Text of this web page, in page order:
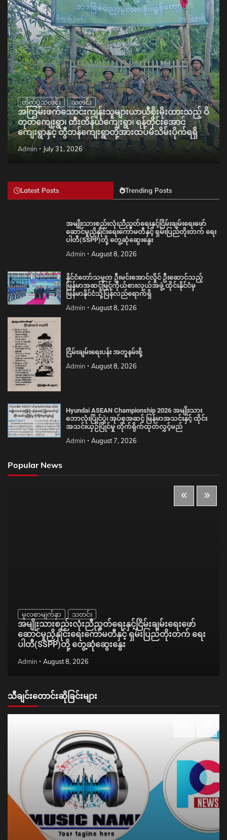
တိုက်ပွဲသတင်း သတင်း
အကြမ်းဖက်သောင်းကျန်းသူများယာယီစိုးမိုးထားသည့် ဝိ
တုတ်ကျေးရွာ၊ တီးတိန်ယံကျေးရွာ၊ ရန်တိုင်းအောင်
ကျေးရွာနှင့် တွီဘန်ကျေးရွာတို့အားထပ်မံသိမ်းပိုက်ရရှိ
Admin July 31, 2026
Latest Posts Trending Posts
အမျိုးသားစည်းလုံးညီညွတ်ရေးနှင့်ငြိမ်းချမ်းရေးဖော်
ဆောင်မှုညှိနှိုင်းရေးကော်မတီနှင့် ရှမ်းပြည်တိုးတက် ရေး
ပါတီ(SSPP)တို့ တွေ့ဆုံဆွေးနွေး
Admin August 8, 2026
နိုင်ငံတော်သမ္မတ ဦးမင်းအောင်လှိုင် ဦးဆောင်သည့်
မြန်မာအဆင့်မြင့်ကိုယ်စားလှယ်အဖွဲ့ ထိုင်းနိုင်ငံမှ
မြန်မာနိုင်ငံသို့ပြန်လည်ရောက်ရှိ
Admin August 8, 2026
ငြိမ်းချမ်းရေးပန်း အတူနမ်းစို့
Admin August 8, 2026
Hyundai ASEAN Championship 2026 အမျိုးသား
ဘောလုံးပြိုင်ပွဲ၊ အုပ်စုအဆင့် မြန်မာအသင်းနှင့် ထိုင်း
အသင်းယှဉ်ပြိုင်မှု တိုက်ရိုက်ထုတ်လွှင့်မည်
Admin August 7, 2026
Popular News
မူလစာမျက်နှာ သတင်း
အမျိုးသားစည်းလုံးညီညွတ်ရေးနှင့်ငြိမ်းချမ်းရေးဖော်
ဆောင်မှုညှိနှိုင်းရေးကော်မတီနှင့် ရှမ်းပြည်တိုးတက် ရေး
ပါတီ(SSPP)တို့ တွေ့ဆုံဆွေးနွေး
Admin August 8, 2026
သီချင်းတောင်းဆိုခြင်းများ